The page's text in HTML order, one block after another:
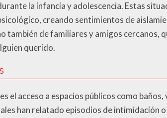
la infancia y adolescencia. Estas
creando sentimientos de
también de familiares y amigos cercanos,
querido.
el acceso a espacios públicos como
han relatado episodios de intimidación